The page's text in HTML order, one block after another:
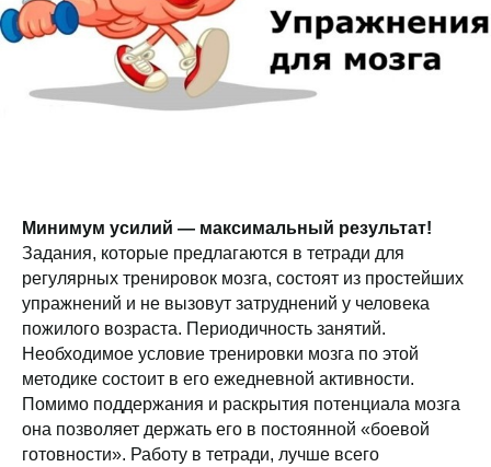
Минимум усилий — максимальный результат!
Задания, которые предлагаются в тетради для
регулярных тренировок мозга, состоят из простейших
упражнений и не вызовут затруднений у человека
пожилого возраста. Периодичность занятий.
Необходимое условие тренировки мозга по этой
методике состоит в его ежедневной активности.
Помимо поддержания и раскрытия потенциала мозга
она позволяет держать его в постоянной «боевой
готовности». Работу в тетради, лучше всего